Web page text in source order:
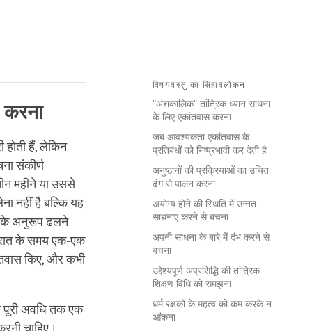
विषयवस्तु का सिंहावलोकन
"अंशकालिक" तांत्रिक ध्यान साधना
के लिए एकांतवास करना
जब आवश्यकता एकांतवास के
प्रतिबंधों को निष्प्रभावी कर देती है
अनुष्ठानों की प्रक्रियाओं का उचित
ढंग से पालन करना
अयोग्य होने की स्थिति में उन्नत
साधनाएं करने से बचना
अपनी साधना के बारे में दंभ करने से
बचना
उद्देश्यपूर्ण अप्रसिद्धि की तांत्रिक
शिक्षण विधि को समझना
धर्म रक्षकों के महत्व को कम करके न
आंकना
होती हैं, लेकिन
संकीर्ण
महीने या उससे
नहीं है बल्कि यह
के अनुरूप ढलने
रात के समय एक-एक
किए, और कभी
पूरी अवधि तक एक